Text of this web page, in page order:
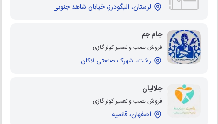
لرستان، الیگودرز، خیابان شاهد جنوبی
جام جم
فروش نصب و تعمیر کولر گازی
رشت، شهرک صنعتی لاکان
جلالیان
فروش نصب و تعمیر کولر گازی
اصفهان، قائمیه